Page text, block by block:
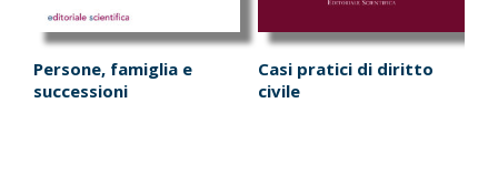
Persone, famiglia e
successioni
Casi pratici di diritto
civile